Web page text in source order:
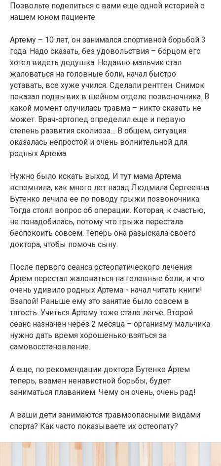
Позвольте поделиться с вами еще одной историей о
нашем юном пациенте.
Артему – 10 лет, он занимался спортивной борьбой 3
года. Надо сказать, без удовольствия – борцом его
хотел видеть дедушка. Недавно мальчик стал
жаловаться на головные боли, начал быстро
уставать, все хуже учился. Сделали рентген. Снимок
показал подвывих в шейном отделе позвоночника. В
какой момент случилась травма – никто сказать не
может. Врач-ортопед определил еще и первую
степень развития сколиоза… В общем, ситуация
оказалась непростой и очень волнительной для
родных Артема.
Нужно было искать выход. И тут мама Артема
вспомнила, как много лет назад Людмила Сергеевна
Бутенко лечила ее по поводу грыжи позвоночника.
Тогда стоял вопрос об операции. Которая, к счастью,
не понадобилась, потому что грыжа перестала
беспокоить совсем. Теперь она разыскала своего
доктора, чтобы помочь сыну.
После первого сеанса остеопатического лечения
Артем перестал жаловаться на головные боли, и что
очень удивило родных Артема - начал читать книги!
Взапой! Раньше ему это занятие было совсем в
тягость. Учиться Артему тоже стало легче. Второй
сеанс назначен через 2 месяца – организму мальчика
нужно дать время хорошенько взяться за
самовосстановление.
А еще, по рекомендации доктора Бутенко Артем
теперь, взамен ненавистной борьбы, будет
заниматься плаванием. Чему он очень, очень рад!
А ваши дети занимаются травмоопасными видами
спорта? Как часто показываете их остеопату?